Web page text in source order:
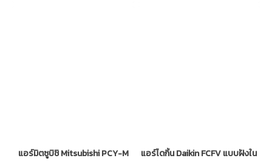
แอร์มิตซูบิชิ Mitsubishi PCY-M
แอร์ไดกิ้น Daikin FCFV แบบฝังใน